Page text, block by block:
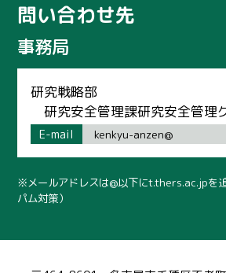
問い合わせ先
事務局
研究戦略部
研究安全管理課研究安全管理
E-mail kenkyu-anzen@
※メールアドレスは@以下にt.thers.ac.jpを
パム対策）